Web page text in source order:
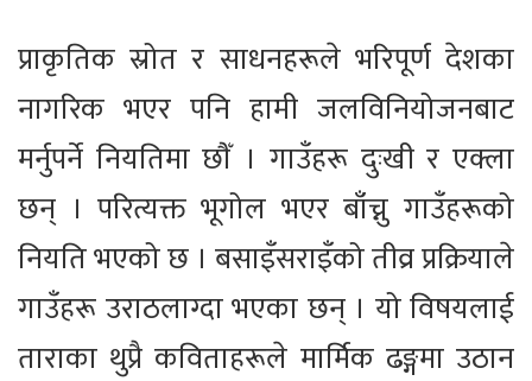
प्राकृतिक स्रोत र साधनहरूले भरिपूर्ण देशका
नागरिक भएर पनि हामी जलविनियोजनबाट
मर्नुपर्ने नियतिमा छौँ । गाउँहरू दुःखी र एक्ला
छन् । परित्यक्त भूगोल भएर बाँच्नु गाउँहरूको
नियति भएको छ । बसाइँसराइँको तीव्र प्रक्रियाले
गाउँहरू उराठलाग्दा भएका छन् । यो विषयलाई
ताराका थुप्रै कविताहरूले मार्मिक ढङ्गमा उठान